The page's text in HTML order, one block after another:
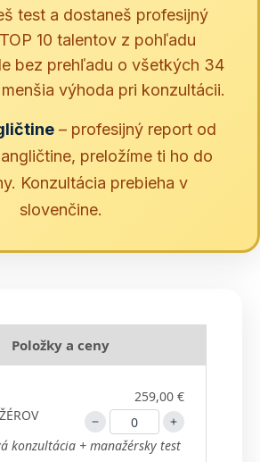
test a dostaneš profesijný
10 talentov z pohľadu
bez prehľadu o všetkých 34
výhoda pri konzultácii.
– profesijný report od
preložíme ti ho do
Konzultácia prebieha v
slovenčine.
Položky a ceny
259,00 €
konzultácia + manažérsky test